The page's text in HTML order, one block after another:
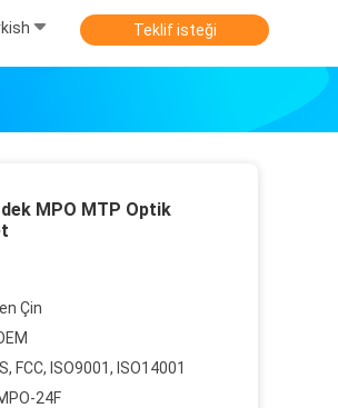
Teklif isteği
MPO MTP Optik
Çin
FCC, ISO9001, ISO14001
24F